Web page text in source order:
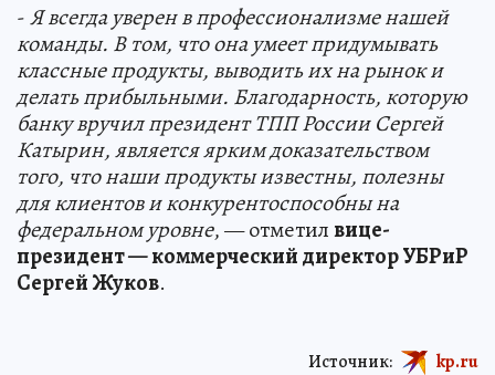
-Я всегда уверен в профессионализме нашей
команды. В том, что она умеет придумывать
классные продукты, выводить их на рынок и
делать прибыльными. Благодарность, которую
банку вручил президент ТПП России Сергей
Катырин, является ярким доказательством
того, что наши продукты известны, полезны
для клиентов и конкурентоспособны на
федеральном уровне, — отметилвице-
президент — коммерческий директор УБРиР
Сергей Жуков.
Источник: kp.ru